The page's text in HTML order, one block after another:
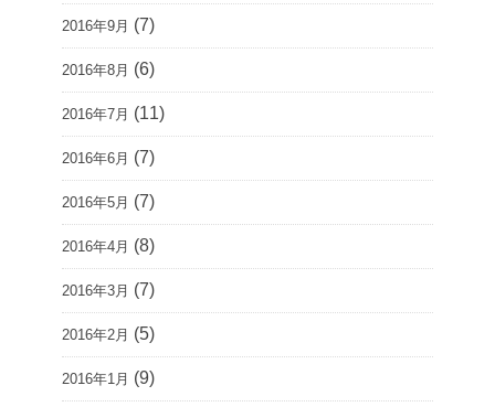
2016年9月 (7)
2016年8月 (6)
2016年7月 (11)
2016年6月 (7)
2016年5月 (7)
2016年4月 (8)
2016年3月 (7)
2016年2月 (5)
2016年1月 (9)